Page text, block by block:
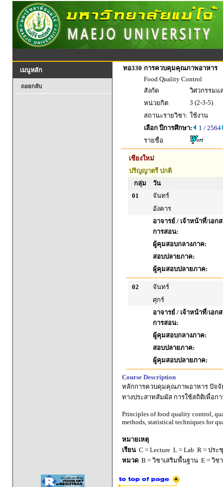
เมนูหลัก
ถอยกลับ
ทอ330 การควบคุมคุณภาพอาหาร
Food Quality Control
สังกัด
วิศวกรรมแ
หน่วยกิต
3 (2-3-5)
สถานะรายวิชา: ใช้งาน
เลือก ปีการศึกษา:
1 / 2564
รายชื่อ
เชียงใหม่
ปริญญาตรี ปกติ
กลุ่ม
วัน
01
จันทร์
อังคาร
อาจารย์ / เจ้าหน้าที่/เอก
การสอน:
ผู้คุมสอบกลางภาค:
สอบปลายภาค:
ผู้คุมสอบปลายภาค:
02
จันทร์
ศุกร์
อาจารย์ / เจ้าหน้าที่/เอก
การสอน:
ผู้คุมสอบกลางภาค:
สอบปลายภาค:
ผู้คุมสอบปลายภาค:
Course Description
หลักการควบคุมคุณภาพอาหาร ปัจจั
ทางประสาทสัมผัส การใช้สถิติเพื่อ
Principles of food quality control,
methods, statistical techniques for
หมายเหตุ
เรียน C = Lecture L = Lab R = ประ
หมวด B = วิชาเสริมพื้นฐาน E = วิช